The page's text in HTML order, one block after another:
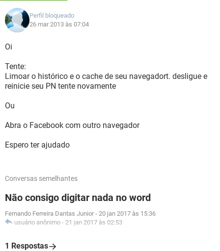
Perfil bloqueado
26 mar 2013 às 07:04
Oi
Tente:
Limoar o histórico e o cache de seu navegadort. desligue e
reinicie seu PN tente novamente
Ou
Abra o Facebook com outro navegador
Espero ter ajudado
Conversas semelhantes
Não consigo digitar nada no word
Fernando Ferreira Dantas Junior - 20 jan 2017 às 15:36
usuário anônimo - 21 jan 2017 às 02:53
1 Respostas